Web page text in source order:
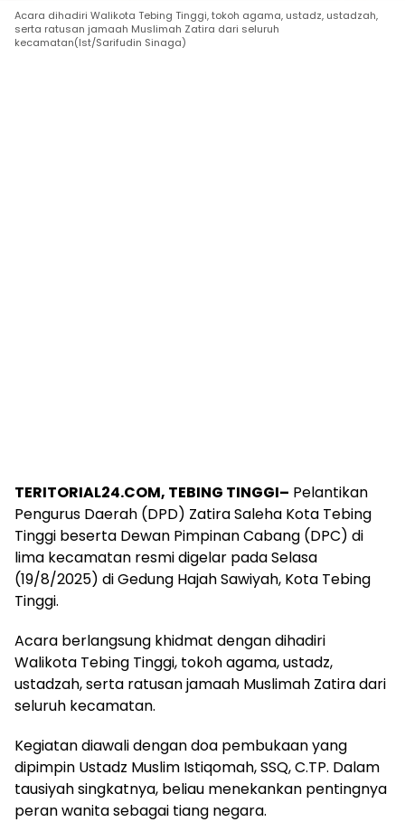
‎Acara dihadiri Walikota Tebing Tinggi, tokoh agama, ustadz, ustadzah,
serta ratusan jamaah Muslimah Zatira dari seluruh
kecamatan(Ist/Sarifudin Sinaga) ‎
‎TERITORIAL24.COM, TEBING TINGGI– Pelantikan
Pengurus Daerah (DPD) Zatira Saleha Kota Tebing
Tinggi beserta Dewan Pimpinan Cabang (DPC) di
lima kecamatan resmi digelar pada Selasa
(19/8/2025) di Gedung Hajah Sawiyah, Kota Tebing
Tinggi.
‎Acara berlangsung khidmat dengan dihadiri
Walikota Tebing Tinggi, tokoh agama, ustadz,
ustadzah, serta ratusan jamaah Muslimah Zatira dari
seluruh kecamatan.
‎Kegiatan diawali dengan doa pembukaan yang
dipimpin Ustadz Muslim Istiqomah, SSQ, C.TP. Dalam
tausiyah singkatnya, beliau menekankan pentingnya
peran wanita sebagai tiang negara.